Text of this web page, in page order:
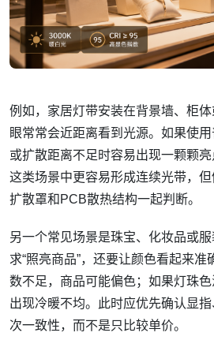
例如，家居灯带安装在背景墙、柜
眼常常会近距离看到光源。如果使
或扩散距离不足时容易出现一颗颗
这类场景中更容易形成连续光带，但
扩散罩和PCB散热结构一起判断。
另一个常见场景是珠宝、化妆品或
求“照亮商品”，还要让颜色看起来
数不足，商品可能偏色；如果灯珠
出现冷暖不均。此时应优先确认显
次一致性，而不是只比较单价。